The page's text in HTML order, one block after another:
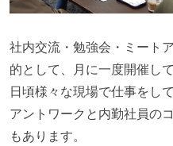
社内交流・勉強会・ミート
的として、月に一度開催して
日頃様々な現場で仕事をし
アントワークと内勤社員の
もあります。